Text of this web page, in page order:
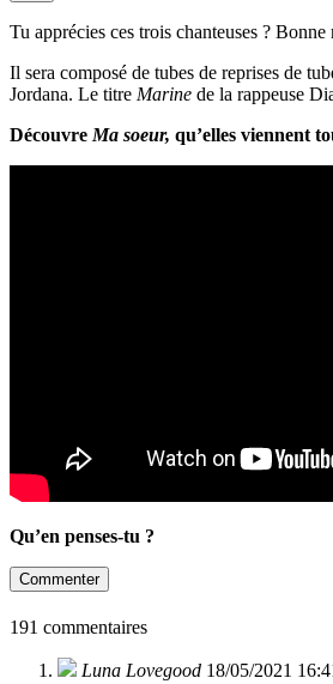
Tu apprécies ces trois chanteuses ? Bonne
Il sera composé de tubes de reprises de
Jordana. Le titre Marine de la rappeuse
Découvre Ma soeur, qu’elles viennent
Qu’en penses-tu ?
Commenter
191 commentaires
Luna Lovegood 18/05/2021